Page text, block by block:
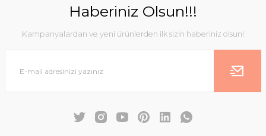
Haberiniz Olsun!!!
Kampanyalardan ve yeni ürünlerden ilk sizin haberiniz olsun!